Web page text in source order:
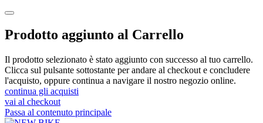
Prodotto aggiunto al Carrello
Il prodotto selezionato è stato aggiunto con successo al tuo carrello.
Clicca sul pulsante sottostante per andare al checkout e concludere
l'acquisto, oppure continua a navigare il nostro negozio online.
continua gli acquisti
vai al checkout
Passa al contenuto principale